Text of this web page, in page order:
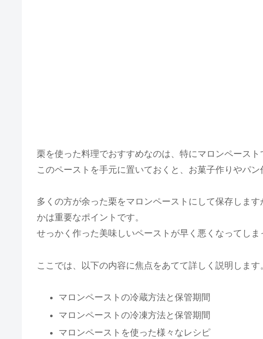
栗を使った料理でおすすめなのは、特にマロンペースト
このペーストを手元に置いておくと、お菓子作りやパン
多くの方が余った栗をマロンペーストにして保存しま
かは重要なポイントです。
せっかく作った美味しいペーストが早く悪くなってしま
ここでは、以下の内容に焦点をあてて詳しく説明します
マロンペーストの冷蔵方法と保管期間
マロンペーストの冷凍方法と保管期間
マロンペーストを使った様々なレシピ